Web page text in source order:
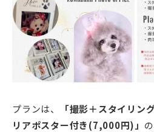
プランは、 「撮影＋スタイリン
リアポスター付き(7,000円)」